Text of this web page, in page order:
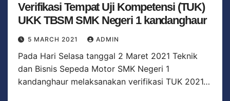
Verifikasi Tempat Uji Kompetensi (TUK)
UKK TBSM SMK Negeri 1 kandanghaur
5 MARCH 2021 ADMIN
Pada Hari Selasa tanggal 2 Maret 2021 Teknik
dan Bisnis Sepeda Motor SMK Negeri 1
kandanghaur melaksanakan verifikasi TUK 2021…